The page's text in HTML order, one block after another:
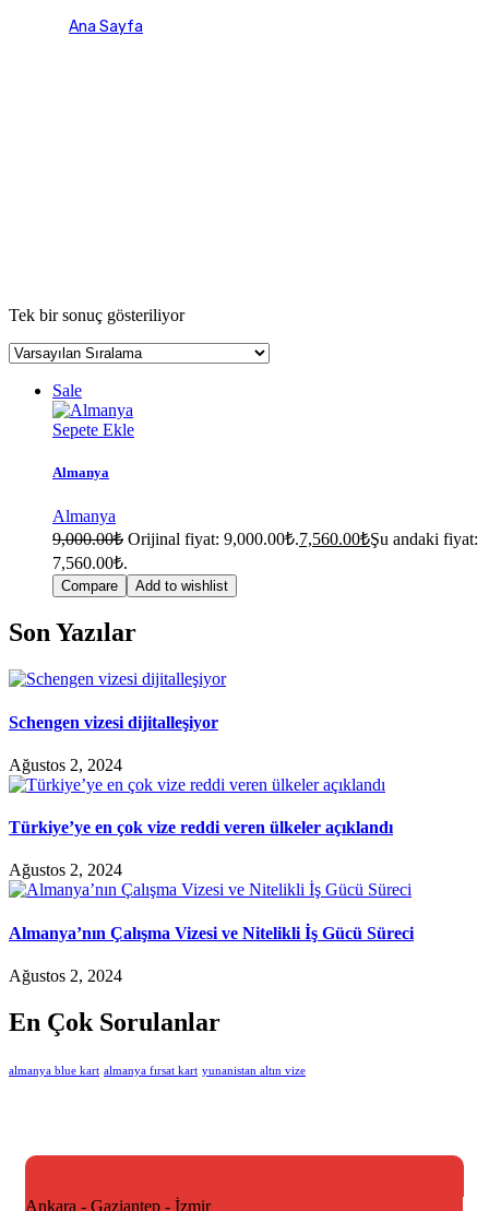
Ana Sayfa
Tek bir sonuç gösteriliyor
Sale
Sepete Ekle
Almanya
Almanya
9,000.00₺ Orijinal fiyat: 9,000.00₺.7,560.00₺Şu andaki fiyat:
7,560.00₺.
Compare Add to wishlist
Son Yazılar
Schengen vizesi dijitalleşiyor
Ağustos 2, 2024
Türkiye’ye en çok vize reddi veren ülkeler açıklandı
Ağustos 2, 2024
Almanya’nın Çalışma Vizesi ve Nitelikli İş Gücü Süreci
Ağustos 2, 2024
En Çok Sorulanlar
almanya blue kart almanya fırsat kart yunanistan altın vize
Ankara - Gaziantep - İzmir